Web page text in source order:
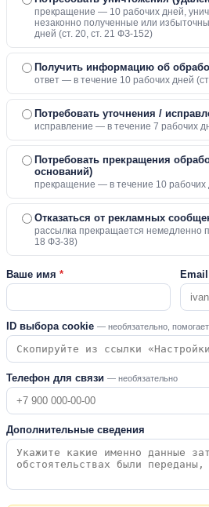
прекращение — 10 рабочих дней,
незаконно полученные или
дней (ст. 20, ст. 21 ФЗ-152)
Получить информацию об
ответ — в течение 10 рабочих дней
Потребовать уточнения /
исправление — в течение 7 рабочих
Потребовать прекращения
оснований)
прекращение — в течение 10 рабочих
Отказаться от рекламных
рассылка прекращается немедленно
18 ФЗ-38)
Ваше имя * Email
ID выбора cookie — необязательно,
Телефон для связи — необязательно
Дополнительные сведения